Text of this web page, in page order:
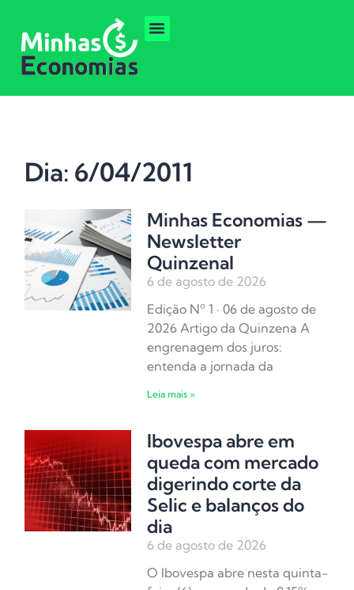
Dia: 6/04/2011
Minhas Economias —
Newsletter
Quinzenal
6 de agosto de 2026
Edição Nº 1 · 06 de agosto de
2026 Artigo da Quinzena A
engrenagem dos juros:
entenda a jornada da
Leia mais »
Ibovespa abre em
queda com mercado
digerindo corte da
Selic e balanços do
dia
6 de agosto de 2026
O Ibovespa abre nesta quinta-